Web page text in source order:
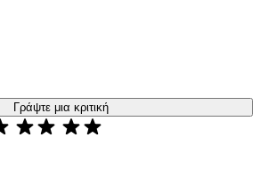
Γράψτε μια κριτική